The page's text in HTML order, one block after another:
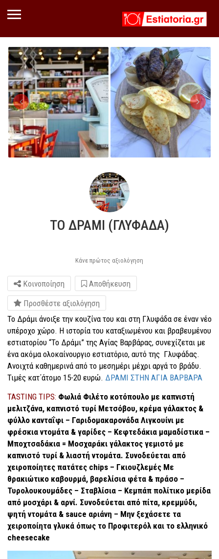
ΤΟ ΔΡΑΜΙ (ΓΛΥΦΑΔΑ)
Κάνε πρώτος αξιολόγηση
Κοινοποίηση
Αποθήκευση
Προσθέστε αξιολόγηση
Το Δράμι άνοιξε την κουζίνα του και στη Γλυφάδα σε έναν νέο
υπέροχο χώρο. Η ιστορία του καταξιωμένου και βραβευμένου
εστιατορίου “Το Δράμι” της Αγίας Βαρβάρας, συνεχίζεται με
ένα ακόμα ολοκαίνουργιο εστιατόριο, αυτό της Γλυφάδας.
Ανοιχτά καθημερινά από το μεσημέρι μέχρι αργά το βράδυ.
Τιμές κατ΄άτομο 15-20 ευρώ. ΔΡΑΜΙ ΣΤΗΝ ΑΓΙΑ ΒΑΡΒΑΡΑ
TASTING TIPS: Φωλιά Φιλέτο κοτόπουλο με καπνιστή
μελιτζάνα, καπνιστό τυρί Μετσόβου, κρέμα γάλακτος &
φύλλο κανταΐφι – Γαριδομακαρονάδα Λιγκουίνι με
φρέσκια ντομάτα & γαρίδες – Κεφτεδάκια μαμαδίστικα –
Μποχτσαδάκια = Μοσχαράκι γάλακτος γεμιστό με
καπνιστό τυρί & λιαστή ντομάτα. Συνοδεύεται από
χειροποίητες πατάτες chips – Γκιουζλεμές Με
θρακιώτικο καβουρμά, βαρελίσια φέτα & πράσο –
Τυρολουκουμάδες – Σταβλίσια – Κεμπάπ πολίτικο μερίδα
από μοσχάρι & αρνί. Συνοδεύεται από πίτα, κρεμμύδι,
ψητή ντομάτα & sauce αριάνη – Μην ξεχάσετε τα
χειροποίητα γλυκά όπως το Προφιτερόλ και το ελληνικό
cheesecake